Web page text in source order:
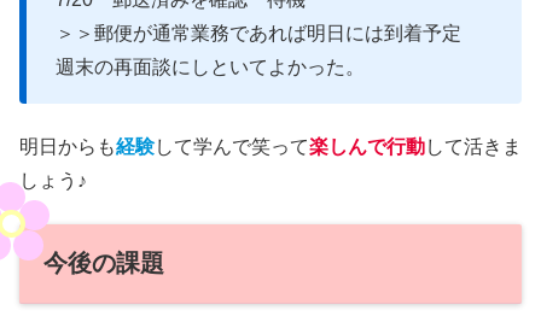
＞＞郵便が通常業務であれば明日には到着予定
週末の再面談にしといてよかった。
明日からも経験して学んで笑って楽しんで行動して活きま
しょう♪
今後の課題